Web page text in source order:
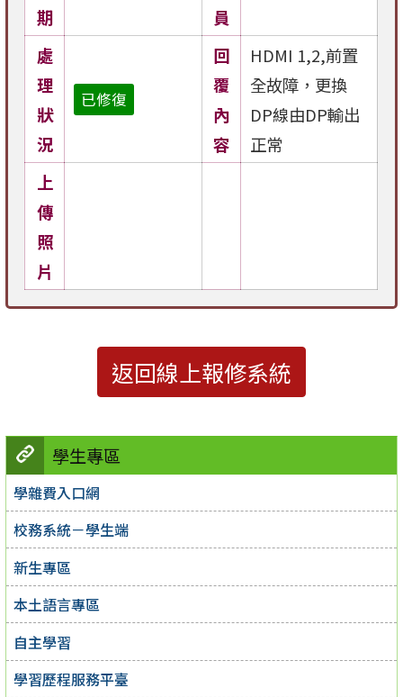
學生專區
學雜費入口網
校務系統－學生端
新生專區
本土語言專區
自主學習
學習歷程服務平臺
期
員
處
理
狀
況
已修復
回
覆
內
容
HDMI 1,2,前置
全故障，更換
DP線由DP輸出
正常
上
傳
照
片
返回線上報修系統